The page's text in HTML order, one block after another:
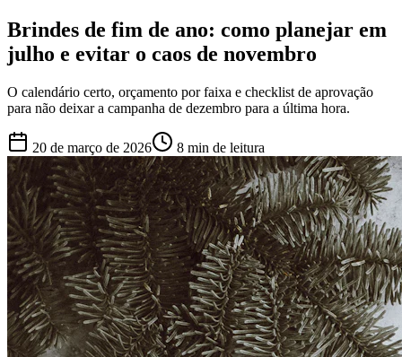
Brindes de fim de ano: como planejar em
julho e evitar o caos de novembro
O calendário certo, orçamento por faixa e checklist de aprovação
para não deixar a campanha de dezembro para a última hora.
20 de março de 2026 8 min de leitura